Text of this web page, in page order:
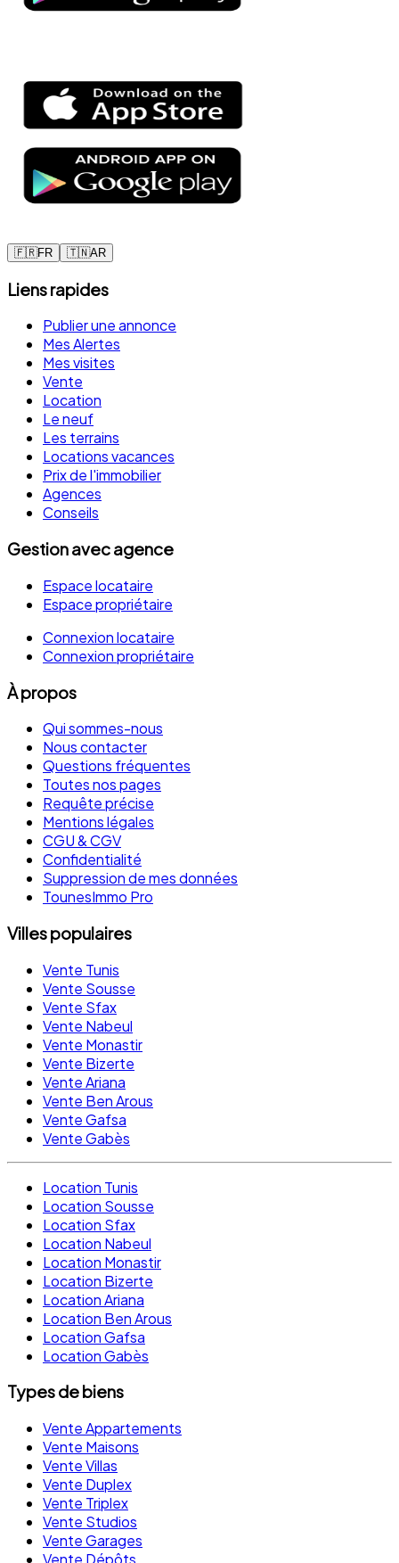
🇫🇷FR 🇹🇳AR
Liens rapides
Publier une annonce
Mes Alertes
Mes visites
Vente
Location
Le neuf
Les terrains
Locations vacances
Prix de l'immobilier
Agences
Conseils
Gestion avec agence
Espace locataire
Espace propriétaire
Connexion locataire
Connexion propriétaire
À propos
Qui sommes-nous
Nous contacter
Questions fréquentes
Toutes nos pages
Requête précise
Mentions légales
CGU & CGV
Confidentialité
Suppression de mes données
TounesImmo Pro
Villes populaires
Vente Tunis
Vente Sousse
Vente Sfax
Vente Nabeul
Vente Monastir
Vente Bizerte
Vente Ariana
Vente Ben Arous
Vente Gafsa
Vente Gabès
Location Tunis
Location Sousse
Location Sfax
Location Nabeul
Location Monastir
Location Bizerte
Location Ariana
Location Ben Arous
Location Gafsa
Location Gabès
Types de biens
Vente Appartements
Vente Maisons
Vente Villas
Vente Duplex
Vente Triplex
Vente Studios
Vente Garages
Vente Dépôts